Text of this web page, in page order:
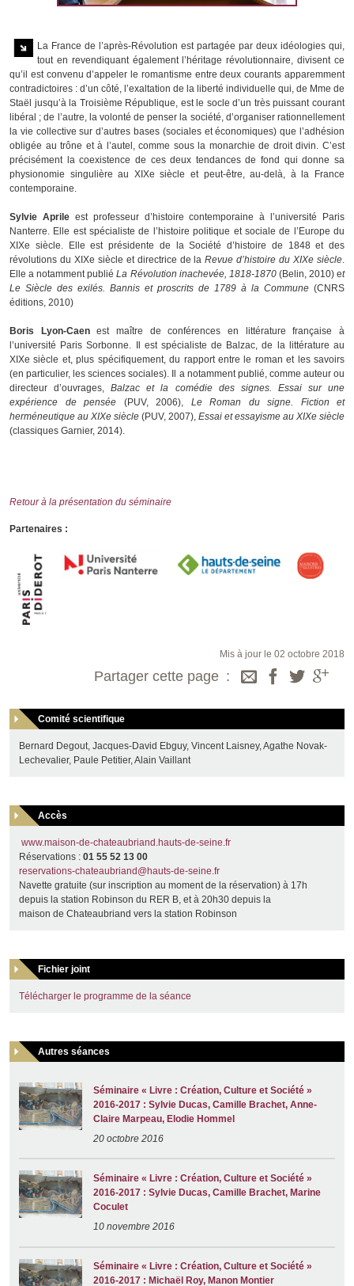
La France de l’après-Révolution est partagée par deux idéologies qui,
tout en revendiquant également l’héritage révolutionnaire, divisent ce
qu’il est convenu d’appeler le romantisme entre deux courants apparemment
contradictoires : d’un côté, l’exaltation de la liberté individuelle qui, de Mme de
Staël jusqu’à la Troisième République, est le socle d’un très puissant courant
libéral ; de l’autre, la volonté de penser la société, d’organiser rationnellement
la vie collective sur d’autres bases (sociales et économiques) que l’adhésion
obligée au trône et à l’autel, comme sous la monarchie de droit divin. C’est
précisément la coexistence de ces deux tendances de fond qui donne sa
physionomie singulière au XIXe siècle et peut-être, au-delà, à la France
contemporaine.
Sylvie Aprileest professeur d’histoire contemporaine à l’université Paris
Nanterre. Elle est spécialiste de l’histoire politique et sociale de l’Europe du
XIXe siècle. Elle est présidente de la Société d’histoire de 1848 et des
révolutions du XIXe siècle et directrice de laRevue d’histoire du XIXe siècle.
Elle a notamment publiéLa Révolution inachevée, 1818-1870(Belin, 2010) et
Le Siècle des exilés. Bannis et proscrits de 1789 à la Commune (CNRS
éditions, 2010)
Boris Lyon-Caenest maître de conférences en littérature française à
l’université Paris Sorbonne. Il est spécialiste de Balzac, de la littérature au
XIXe siècle et, plus spécifiquement, du rapport entre le roman et les savoirs
(en particulier, les sciences sociales). Il a notamment publié, comme auteur ou
directeur d’ouvrages,Balzac et la comédie des signes. Essai sur une
expérience de pensée (PUV, 2006), Le Roman du signe. Fiction et
herméneutique au XIXe siècle (PUV, 2007), Essai et essayisme au XIXe siècle
(classiques Garnier, 2014).
Retour à la présentation du séminaire
Partenaires :
Mis à jour le 02 octobre 2018
Partager cette page
Comité scientifique
Bernard Degout, Jacques-David Ebguy, Vincent Laisney, Agathe Novak-
Lechevalier, Paule Petitier, Alain Vaillant
Accès
www.maison‐de‐chateaubriand.hauts‐de‐seine.fr
Réservations : 01 55 52 13 00
reservations‐chateaubriand@hauts‐de‐seine.fr
Navette gratuite (sur inscription au moment de la réservation) à 17h
depuis la station Robinson du RER B, et à 20h30 depuis la
maison de Chateaubriand vers la station Robinson
Fichier joint
Télécharger le programme de la séance
Autres séances
Séminaire « Livre : Création, Culture et Société »
2016-2017 : Sylvie Ducas, Camille Brachet, Anne-
Claire Marpeau, Elodie Hommel
20 octobre 2016
Séminaire « Livre : Création, Culture et Société »
2016-2017 : Sylvie Ducas, Camille Brachet, Marine
Coculet
10 novembre 2016
Séminaire « Livre : Création, Culture et Société »
2016-2017 : Michaël Roy, Manon Montier